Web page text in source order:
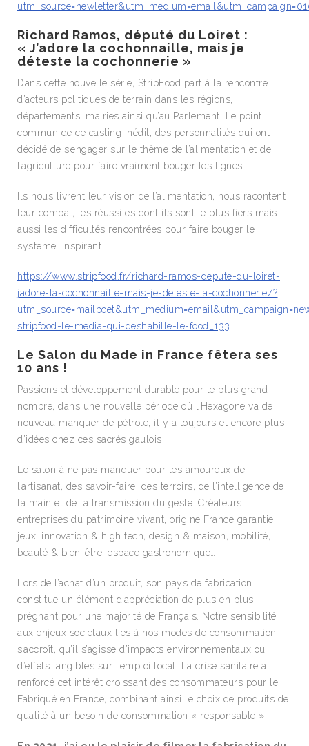
Richard Ramos, député du Loiret :
« J’adore la cochonnaille, mais je
déteste la cochonnerie »
Dans cette nouvelle série, StripFood part à la rencontre
d’acteurs politiques de terrain dans les régions,
départements, mairies ainsi qu’au Parlement. Le point
commun de ce casting inédit, des personnalités qui ont
décidé de s’engager sur le thème de l’alimentation et de
l’agriculture pour faire vraiment bouger les lignes.
Ils nous livrent leur vision de l’alimentation, nous racontent
leur combat, les réussites dont ils sont le plus fiers mais
aussi les difficultés rencontrées pour faire bouger le
système. Inspirant.
https://www.stripfood.fr/richard-ramos-depute-du-loiret-
jadore-la-cochonnaille-mais-je-deteste-la-cochonnerie/?
stripfood-le-media-qui-deshabille-le-food_133
Le Salon du Made in France fêtera ses
10 ans !
Passions et développement durable pour le plus grand
nombre, dans une nouvelle période où l’Hexagone va de
nouveau manquer de pétrole, il y a toujours et encore plus
d’idées chez ces sacrés gaulois !
Le salon à ne pas manquer pour les amoureux de
l’artisanat, des savoir-faire, des terroirs, de l’intelligence de
la main et de la transmission du geste. Créateurs,
entreprises du patrimoine vivant, origine France garantie,
jeux, innovation & high tech, design & maison, mobilité,
beauté & bien-être, espace gastronomique…
Lors de l’achat d’un produit, son pays de fabrication
constitue un élément d’appréciation de plus en plus
prégnant pour une majorité de Français. Notre sensibilité
aux enjeux sociétaux liés à nos modes de consommation
s’accroît, qu’il s’agisse d’impacts environnementaux ou
d’effets tangibles sur l’emploi local. La crise sanitaire a
renforcé cet intérêt croissant des consommateurs pour le
Fabriqué en France, combinant ainsi le choix de produits de
qualité à un besoin de consommation « responsable ».